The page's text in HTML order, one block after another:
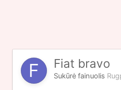
Fiat bravo
Sukūrė fainuolis